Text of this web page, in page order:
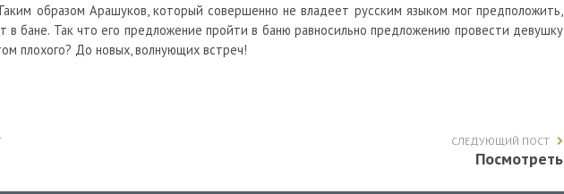
образом Арашуков, который совершенно не владеет русским языком мог предположить,
в бане. Так что его предложение пройти в баню равносильно предложению провести девушку
плохого? До новых, волнующих встреч!
СЛЕДУЮЩИЙ ПОСТ
Посмотреть